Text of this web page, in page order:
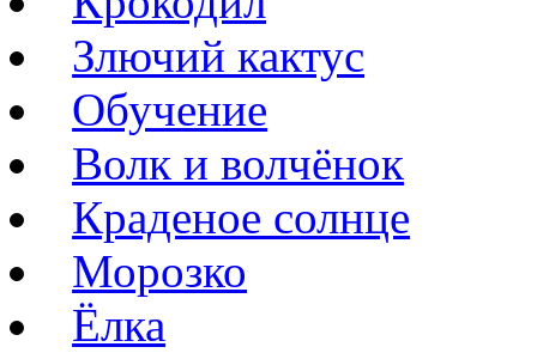
Злючий кактус
Обучение
Волк и волчёнок
Краденое солнце
Морозко
Ёлка